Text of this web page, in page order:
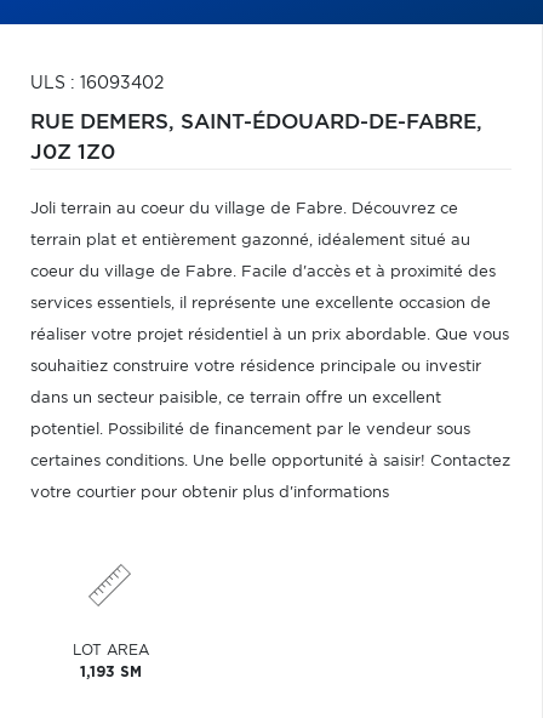
ULS : 16093402
RUE DEMERS, SAINT-ÉDOUARD-DE-FABRE,
J0Z 1Z0
Joli terrain au coeur du village de Fabre. Découvrez ce
terrain plat et entièrement gazonné, idéalement situé au
coeur du village de Fabre. Facile d'accès et à proximité des
services essentiels, il représente une excellente occasion de
réaliser votre projet résidentiel à un prix abordable. Que vous
souhaitiez construire votre résidence principale ou investir
dans un secteur paisible, ce terrain offre un excellent
potentiel. Possibilité de financement par le vendeur sous
certaines conditions. Une belle opportunité à saisir! Contactez
votre courtier pour obtenir plus d'informations
LOT AREA
1,193 SM